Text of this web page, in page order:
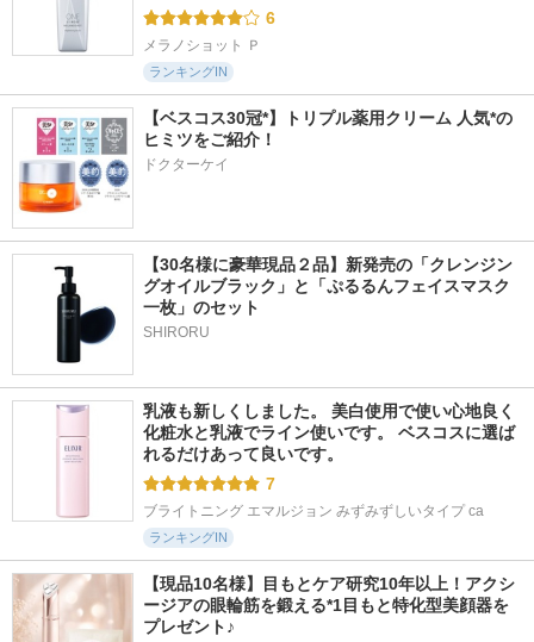
6
メラノショット Ｐ
ランキングIN
【ベスコス30冠*】トリプル薬用クリーム 人気*の
ヒミツをご紹介！
ドクターケイ
【30名様に豪華現品２品】新発売の「クレンジン
グオイルブラック」と「ぷるるんフェイスマスク
一枚」のセット
SHIRORU
乳液も新しくしました。 美白使用で使い心地良く
化粧水と乳液でライン使いです。 ベスコスに選ば
れるだけあって良いです。
7
ブライトニング エマルジョン みずみずしいタイプ ca
ランキングIN
【現品10名様】目もとケア研究10年以上！アクシ
ージアの眼輪筋を鍛える*1目もと特化型美顔器を
プレゼント♪